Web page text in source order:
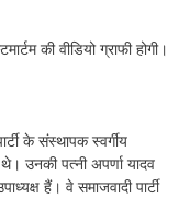
की वीडियो ग्राफी होगी।
के संस्थापक स्वर्गीय
उनकी पत्नी अपर्णा यादव
हैं। वे समाजवादी पार्टी